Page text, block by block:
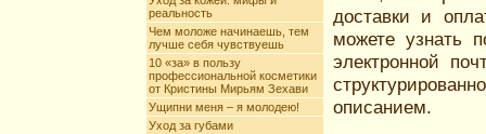
реальность
Чем моложе начинаешь, тем
лучше себя чувствуешь
10 «за» в пользу
профессиональной косметики
от Кристины Мирьям Зехави
Ущипни меня – я молодею!
Уход за губами
доставки и
можете узнать
электронной
описанием.